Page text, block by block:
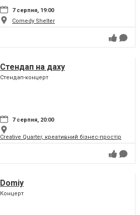
7 серпня, 19:00
Comedy Shelter
Стендап на даху
Стендап-концерт
7 серпня, 20:00
Creative Quarter, креативний бізнес-простір
Domiy
Концерт